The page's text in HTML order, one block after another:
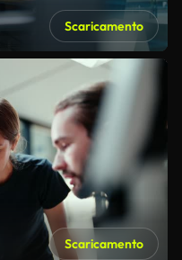
Scaricamento
Scaricamento